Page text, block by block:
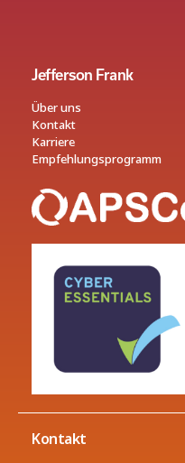
Jefferson Frank
Über uns
Kontakt
Karriere
Empfehlungsprogramm
Kontakt